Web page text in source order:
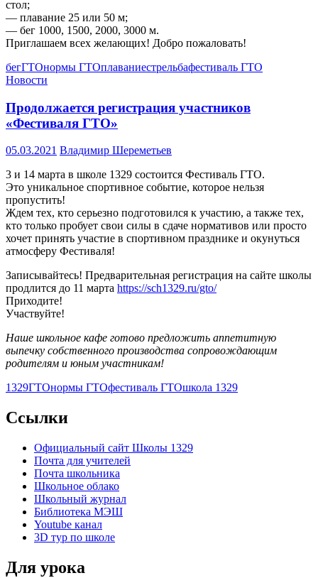
стол;
— плавание 25 или 50 м;
— бег 1000, 1500, 2000, 3000 м.
Приглашаем всех желающих! Добро пожаловать!
бегГТОнормы ГТОплаваниестрельбафестиваль ГТО
Новости
Продолжается регистрация участников
«Фестиваля ГТО»
05.03.2021 Владимир Шереметьев
3 и 14 марта в школе 1329 состоится Фестиваль ГТО.
Это уникальное спортивное событие, которое нельзя
пропустить!
Ждем тех, кто серьезно подготовился к участию, а также тех,
кто только пробует свои силы в сдаче нормативов или просто
хочет принять участие в спортивном празднике и окунуться
атмосферу Фестиваля!
Записывайтесь! Предварительная регистрация на сайте школы
продлится до 11 марта https://sch1329.ru/gto/
Приходите!
Участвуйте!
Наше школьное кафе готово предложить аппетитную
выпечку собственного производства сопровождающим
родителям и юным участникам!
1329ГТОнормы ГТОфестиваль ГТОшкола 1329
Ccылки
Официальный сайт Школы 1329
Почта для учителей
Почта школьника
Школьное облако
Школьный журнал
Библиотека МЭШ
Youtube канал
3D тур по школе
Для урока